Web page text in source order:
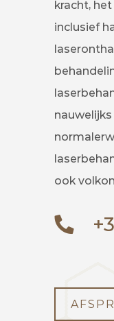
kracht,
inclusief
ook